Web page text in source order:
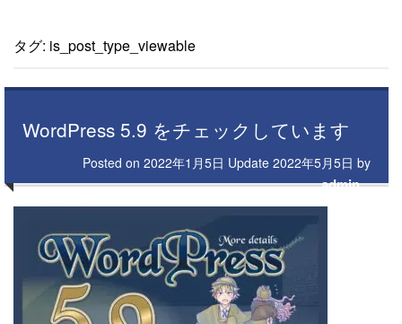
タグ: is_post_type_viewable
WordPress 5.9 をチェックしています
Posted on 2022年1月5日 Update 2022年5月5日 by
admin